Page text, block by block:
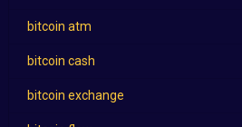
bitcoin atm
bitcoin cash
bitcoin exchange